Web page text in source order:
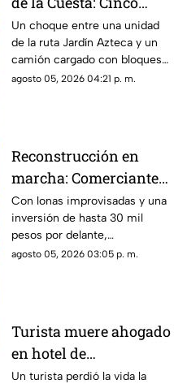
lesionados tras
impacto entre combi y
camión de carga
Un choque entre una unidad
de la ruta Jardín Azteca y un
camión cargado con bloques
de concreto movilizó a los
agosto 05, 2026 04:21 p. m.
Reconstrucción en
marcha: Comerciantes
del Mercado Central de
Acapulco se levantan
tras la explosión
Con lonas improvisadas y una
inversión de hasta 30 mil
pesos por delante,
comerciantes del Mercado
agosto 05, 2026 03:05 p. m.
Turista muere ahogado
en hotel de
fraccionamiento Las
Un turista perdió la vida la